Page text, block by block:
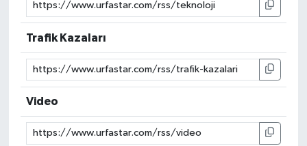
Trafik Kazaları
Video